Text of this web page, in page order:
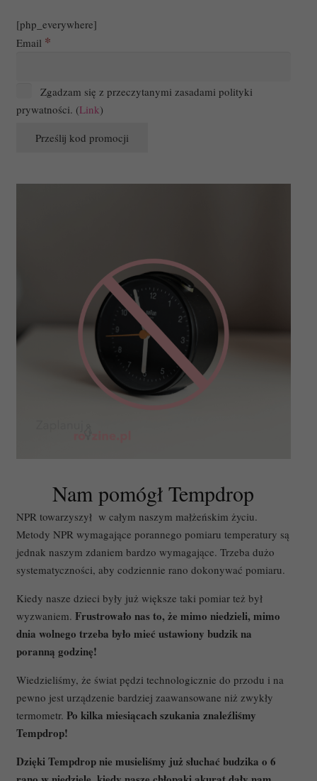
[php_everywhere]
Email *
Zgadzam się z przeczytanymi zasadami polityki
prywatności. (Link)
Nam pomógł Tempdrop
NPR towarzyszył w całym naszym małżeńskim życiu.
Metody NPR wymagające porannego pomiaru temperatury są
jednak naszym zdaniem bardzo wymagające. Trzeba dużo
systematyczności, aby codziennie rano dokonywać pomiaru.
Kiedy nasze dzieci były już większe taki pomiar też był
wyzwaniem. Frustrowało nas to, że mimo niedzieli, mimo
dnia wolnego trzeba było mieć ustawiony budzik na
poranną godzinę!
Wiedzieliśmy, że świat pędzi technologicznie do przodu i na
pewno jest urządzenie bardziej zaawansowane niż zwykły
termometr. Po kilka miesiącach szukania znaleźliśmy
Tempdrop!
Dzięki Tempdrop nie musieliśmy już słuchać budzika o 6